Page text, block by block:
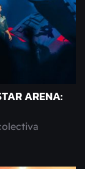
ARENA: